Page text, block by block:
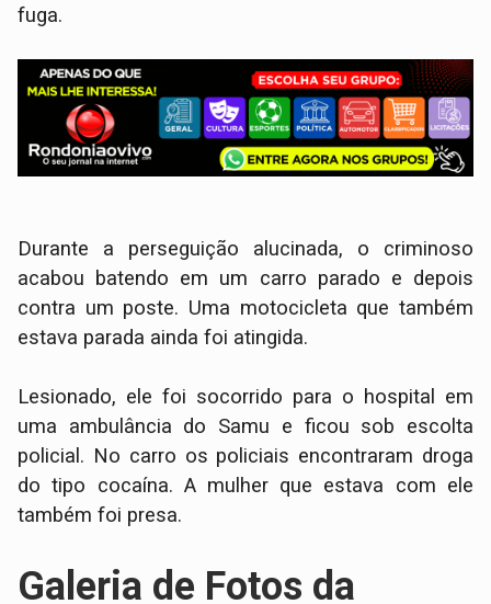
fuga.
Durante a perseguição alucinada, o criminoso
acabou batendo em um carro parado e depois
contra um poste. Uma motocicleta que também
estava parada ainda foi atingida.
Lesionado, ele foi socorrido para o hospital em
uma ambulância do Samu e ficou sob escolta
policial. No carro os policiais encontraram droga
do tipo cocaína. A mulher que estava com ele
também foi presa.
Galeria de Fotos da